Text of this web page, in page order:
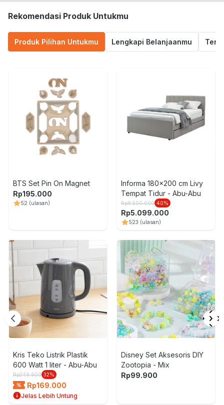
Rekomendasi Produk Untukmu
Produk Pilihan Untukmu Lengkapi Belanjaanmu
BTS Set Pin On Magnet
Rp195.000
52 (ulasan)
Informa 180x200 cm Livy
Tempat Tidur - Abu-Abu
Rp8.500.000 40%
Rp5.099.000
523 (ulasan)
Kris Teko Listrik Plastik
600 Watt 1 liter - Abu-Abu
Rp249.900 32%
Rp169.000
Jelas Lebih Untung
Disney Set Aksesoris DIY
Zootopia - Mix
Rp99.900